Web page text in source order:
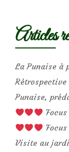
Articles
La Punaise à
Punaise,
Visite au